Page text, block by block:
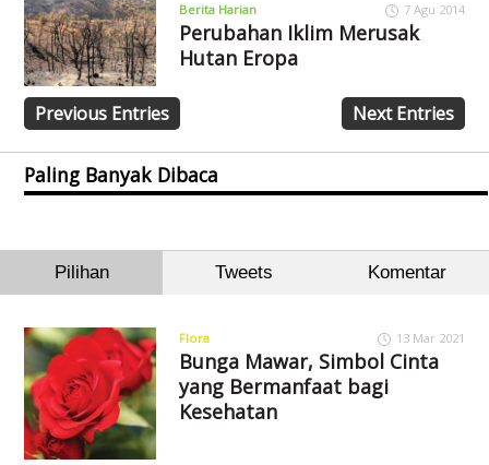
Berita Harian 7 Agu 2014
Perubahan Iklim Merusak
Hutan Eropa
Previous Entries Next Entries
Paling Banyak Dibaca
Pilihan Tweets Komentar
Flora 13 Mar 2021
Bunga Mawar, Simbol Cinta
yang Bermanfaat bagi
Kesehatan